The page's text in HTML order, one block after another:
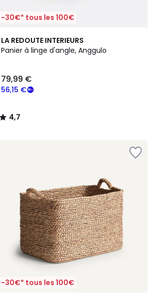
-30€* tous les 100€
LA REDOUTE INTERIEURS
Panier à linge d'angle, Anggulo
56,15 €
79,99 €
4,7
/ 5
4,7
/
-30€* tous les 100€